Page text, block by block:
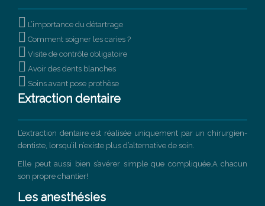
 L’importance du détartrage
 Comment soigner les caries ?
 Visite de contrôle obligatoire
 Avoir des dents blanches
 Soins avant pose prothèse
Extraction dentaire
L’extraction dentaire est réalisée uniquement par un chirurgien-
dentiste, lorsqu’il n’existe plus d’alternative de soin.
Elle peut aussi bien s’avérer simple que compliquée.A chacun
son propre chantier!
Les anesthésies